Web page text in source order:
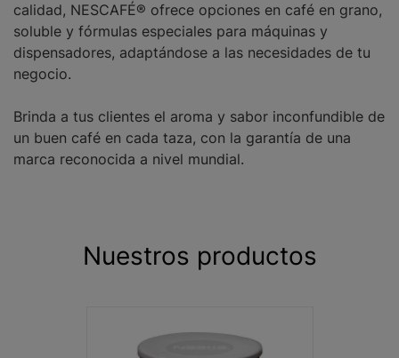
calidad, NESCAFÉ® ofrece opciones en café en grano,
soluble y fórmulas especiales para máquinas y
dispensadores, adaptándose a las necesidades de tu
negocio.
Brinda a tus clientes el aroma y sabor inconfundible de
un buen café en cada taza, con la garantía de una
marca reconocida a nivel mundial.
Nuestros productos